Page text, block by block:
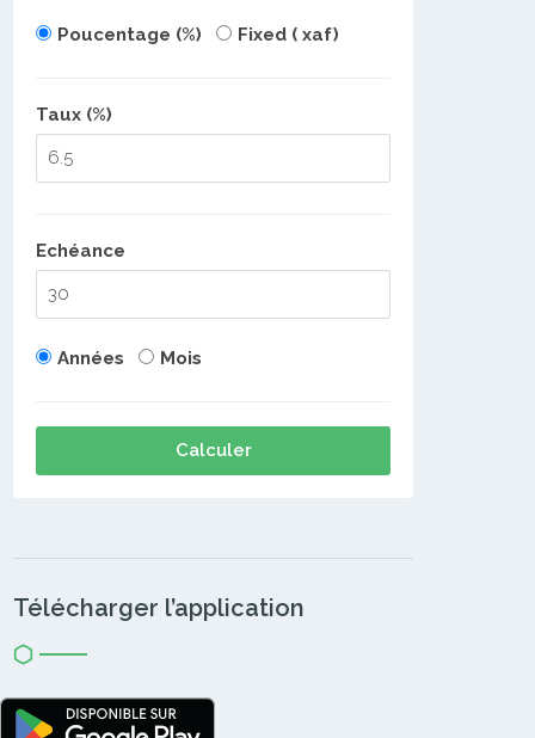
Poucentage (%) Fixed ( xaf)
Taux (%)
Echéance
Années Mois
Calculer
Télécharger l’application